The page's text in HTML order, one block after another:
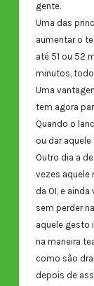
gente.
Uma das
aumentar o
até 51 ou 52
minutos,
Uma
tem agora
Quando o
ou dar
Outro dia a
vezes aquele
da OI, e
sem perder
aquele gesto
na maneira
como são
depois de